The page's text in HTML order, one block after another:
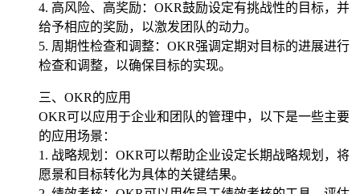
4. 高风险、高奖励：OKR鼓励设定有挑战性的目标，并
给予相应的奖励，以激发团队的动力。
5. 周期性检查和调整：OKR强调定期对目标的进展进行
检查和调整，以确保目标的实现。
三、OKR的应用
OKR可以应用于企业和团队的管理中，以下是一些主要
的应用场景：
1. 战略规划：OKR可以帮助企业设定长期战略规划，将
愿景和目标转化为具体的关键结果。